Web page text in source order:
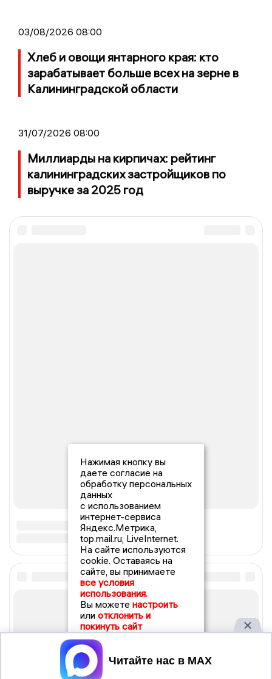
03/08/2026 08:00
Хлеб и овощи янтарного края: кто
зарабатывает больше всех на зерне в
Калининградской области
31/07/2026 08:00
Миллиарды на кирпичах: рейтинг
калининградских застройщиков по
выручке за 2025 год
Нажимая кнопку вы
даете согласие на
обработку персональных
данных
с использованием
интернет-сервиса
Яндекс.Метрика,
top.mail.ru, LiveInternet.
На сайте используются
cookie. Оставаясь на
сайте, вы принимаете
все условия
использования.
Вы можете настроить
или отклонить и
покинуть сайт
Принять